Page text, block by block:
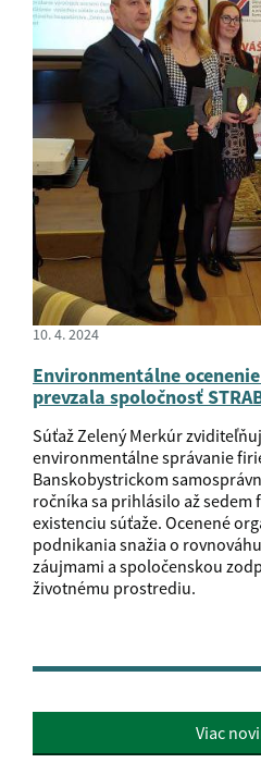
10. 4. 2024
Environmentálne
prevzala spoločnosť
Súťaž Zelený Merkúr
environmentálne správanie
Banskobystrickom
ročníka sa prihlásilo až sedem
existenciu súťaže. Ocenené
podnikania snažia o
záujmami a spoločenskou
životnému prostrediu.
Viac